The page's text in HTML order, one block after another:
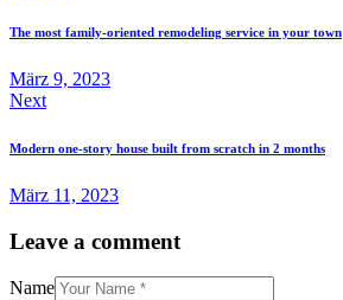
The most family-oriented remodeling service in your town
März 9, 2023
Next
Modern one-story house built from scratch in 2 months
März 11, 2023
Leave a comment
Name